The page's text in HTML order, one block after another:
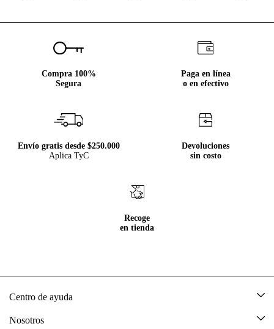
Compra 100%
Segura
Paga en línea
o en efectivo
Envío gratis desde $250.000
Aplica TyC
Devoluciones
sin costo
Recoge
en tienda
Centro de ayuda
Mis pedidos
Nosotros